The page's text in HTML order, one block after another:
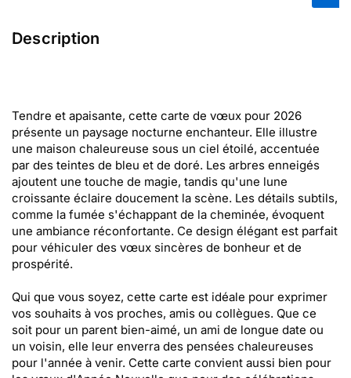
Description
Tendre et apaisante, cette carte de vœux pour 2026
présente un paysage nocturne enchanteur. Elle illustre
une maison chaleureuse sous un ciel étoilé, accentuée
par des teintes de bleu et de doré. Les arbres enneigés
ajoutent une touche de magie, tandis qu'une lune
croissante éclaire doucement la scène. Les détails subtils,
comme la fumée s'échappant de la cheminée, évoquent
une ambiance réconfortante. Ce design élégant est parfait
pour véhiculer des vœux sincères de bonheur et de
prospérité.
Qui que vous soyez, cette carte est idéale pour exprimer
vos souhaits à vos proches, amis ou collègues. Que ce
soit pour un parent bien-aimé, un ami de longue date ou
un voisin, elle leur enverra des pensées chaleureuses
pour l'année à venir. Cette carte convient aussi bien pour